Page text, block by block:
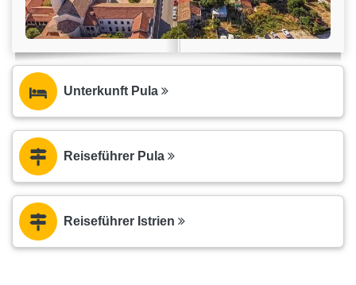
Unterkunft Pula
Reiseführer Pula
Reiseführer Istrien